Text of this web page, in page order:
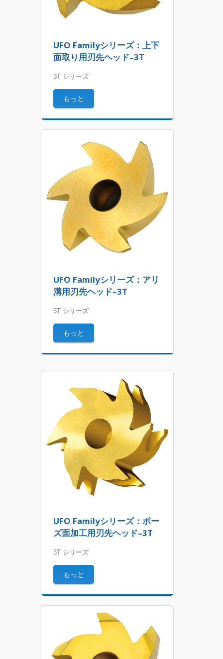
UFO Familyシリーズ：上下
面取り用刃先ヘッド–3T
3T シリーズ
もっと
UFO Familyシリーズ：アリ
溝用刃先ヘッド–3T
3T シリーズ
もっと
UFO Familyシリーズ：ボー
ズ面加工用刃先ヘッド–3T
3T シリーズ
もっと